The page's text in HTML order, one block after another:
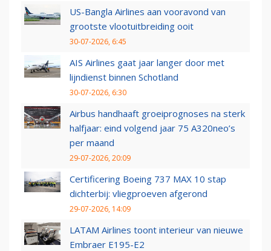
US-Bangla Airlines aan vooravond van
grootste vlootuitbreiding ooit
30-07-2026, 6:45
AIS Airlines gaat jaar langer door met
lijndienst binnen Schotland
30-07-2026, 6:30
Airbus handhaaft groeiprognoses na sterk
halfjaar: eind volgend jaar 75 A320neo’s
per maand
29-07-2026, 20:09
Certificering Boeing 737 MAX 10 stap
dichterbij: vliegproeven afgerond
29-07-2026, 14:09
LATAM Airlines toont interieur van nieuwe
Embraer E195-E2